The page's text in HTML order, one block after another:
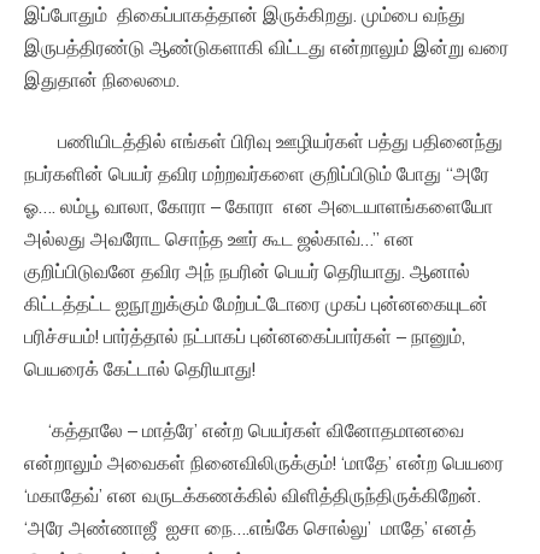
இப்போதும் திகைப்பாகத்தான் இருக்கிறது. மும்பை வந்து
இருபத்திரண்டு ஆண்டுகளாகி விட்டது என்றாலும் இன்று வரை
இதுதான் நிலைமை.
பணியிடத்தில் எங்கள் பிரிவு ஊழியர்கள் பத்து பதினைந்து
நபர்களின் பெயர் தவிர மற்றவர்களை குறிப்பிடும் போது “அரே
ஓ…. லம்பூ வாலா, கோரா – கோரா என அடையாளங்களையோ
அல்லது அவரோட சொந்த ஊர் கூட ஜல்காவ்…” என
குறிப்பிடுவனே தவிர அந் நபரின் பெயர் தெரியாது. ஆனால்
கிட்டத்தட்ட ஐநூறுக்கும் மேற்பட்டோரை முகப் புன்னகையுடன்
பரிச்சயம்! பார்த்தால் நட்பாகப் புன்னகைப்பார்கள் – நானும்,
பெயரைக் கேட்டால் தெரியாது!
‘கத்தாலே – மாத்ரே’ என்ற பெயர்கள் வினோதமானவை
என்றாலும் அவைகள் நினைவிலிருக்கும்! ‘மாதே’ என்ற பெயரை
‘மகாதேவ்’ என வருடக்கணக்கில் விளித்திருந்திருக்கிறேன்.
‘அரே அண்ணாஜீ ஐசா நை….எங்கே சொல்லு’ மாதே’ எனத்